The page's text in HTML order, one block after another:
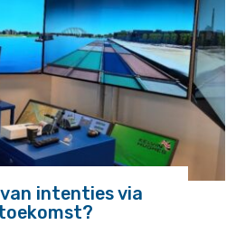
intenties via